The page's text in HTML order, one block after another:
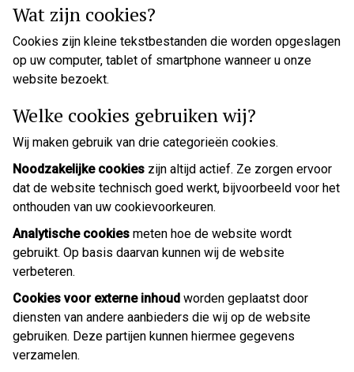
Wat zijn cookies?
Cookies zijn kleine tekstbestanden die worden opgeslagen
op uw computer, tablet of smartphone wanneer u onze
website bezoekt.
Welke cookies gebruiken wij?
Wij maken gebruik van drie categorieën cookies.
Noodzakelijke cookies zijn altijd actief. Ze zorgen ervoor
dat de website technisch goed werkt, bijvoorbeeld voor het
onthouden van uw cookievoorkeuren.
Analytische cookies meten hoe de website wordt
gebruikt. Op basis daarvan kunnen wij de website
verbeteren.
Cookies voor externe inhoud worden geplaatst door
diensten van andere aanbieders die wij op de website
gebruiken. Deze partijen kunnen hiermee gegevens
verzamelen.